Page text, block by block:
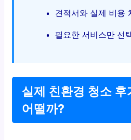
견적서와 실제 비용
필요한 서비스만 선
실제 친환경 청소 후
어떨까?